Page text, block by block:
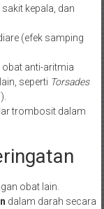
kepala, dan
(efek samping
obat anti-aritmia
seperti Torsades
trombosit dalam
obat lain.
dalam darah secara